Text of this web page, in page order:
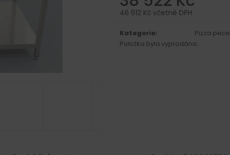
46 612 Kč včetně DPH
cena:
Kategorie:
Pizza pece
Položka byla vyprodána…